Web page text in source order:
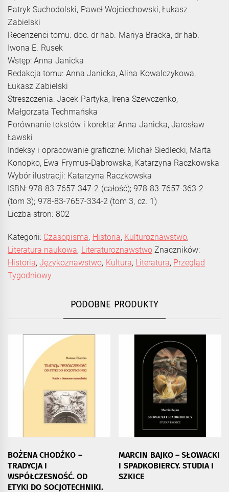
Patryk Suchodolski, Paweł Wojciechowski, Łukasz
Zabielski
Recenzenci tomu: doc. dr hab. Mariya Bracka, dr hab.
Iwona E. Rusek
Wstęp: Anna Janicka
Redakcja tomu: Anna Janicka, Alina Kowalczykowa,
Łukasz Zabielski
Streszczenia: Jacek Partyka, Irena Szewczenko,
Małgorzata Techmańska
Porównanie tekstów i korekta: Anna Janicka, Jarosław
Ławski
Indeksy i opracowanie graficzne: Michał Siedlecki, Marta
Konopko, Ewa Frymus-Dąbrowska, Katarzyna Raczkowska
Wybór ilustracji: Katarzyna Raczkowska
ISBN: 978-83-7657-347-2 (całość); 978-83-7657-363-2
(tom 3); 978-83-7657-334-2 (tom 3, cz. 1)
Liczba stron: 802
Kategorii: Czasopisma, Historia, Kulturoznawstwo,
Literatura naukowa, Literaturoznawstwo Znaczników:
Historia,Językoznawstwo, Kultura, Literatura, Przegląd
Tygodniowy
PODOBNE PRODUKTY
BOŻENA CHODŹKO –
TRADYCJA I
WSPÓŁCZESNOŚĆ. OD
ETYKI DO SOCJOTECHNIKI.
MARCIN BAJKO – SŁOWACKI
I SPADKOBIERCY. STUDIA I
SZKICE